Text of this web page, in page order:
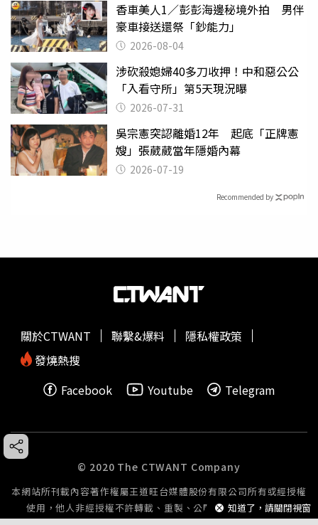
香車美人1／彭彭海邊秘境外拍 男伴
豪車接送還祭「鈔能力」
2026-08-04
涉砍殺媳婦40多刀收押！中和惡公公
「入看守所」第5天現況曝
2026-07-31
吳宗憲突認離婚12年 起底「正牌憲
嫂」張葳葳當年隱婚內幕
2026-07-19
Recommended by
知道了，請關閉視窗
關於CTWANT 聯繫&爆料
隱私權政策
發燒熱搜
Facebook
Youtube Telegram
© 2020 The CTWANT Company
本網站所刊載內容著作權屬王道旺台媒體股份有限公司所有或經授權
使用，他人非經授權不許轉載、重製、公開播送或公開傳輸。